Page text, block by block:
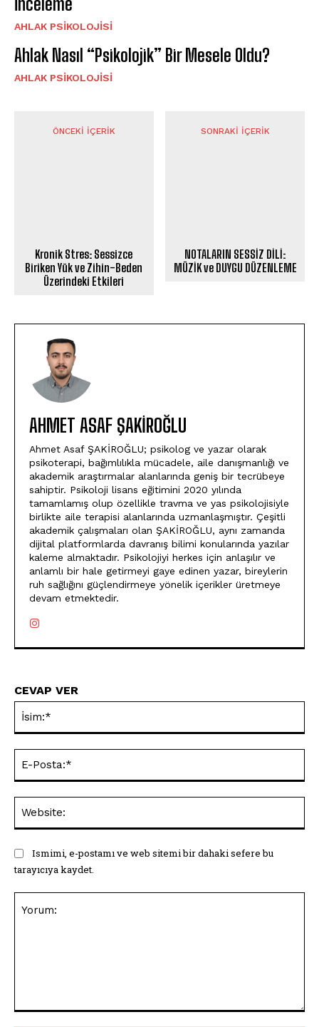
AHLAK PSIKOLOJISI
Ahlak Nasıl “Psikolojik” Bir Mesele Oldu?
AHLAK PSIKOLOJISI
ÖNCEKI İÇERIK
Kronik Stres: Sessizce
Biriken Yük ve Zihin-Beden
Üzerindeki Etkileri
SONRAKI İÇERIK
NOTALARIN SESSİZ DİLİ:
MÜZİK ve DUYGU DÜZENLEME
AHMET ASAF ŞAKIROĞLU
Ahmet Asaf ŞAKİROĞLU; psikolog ve yazar olarak
psikoterapi, bağımlılıkla mücadele, aile danışmanlığı ve
akademik araştırmalar alanlarında geniş bir tecrübeye
sahiptir. Psikoloji lisans eğitimini 2020 yılında
tamamlamış olup özellikle travma ve yas psikolojisiyle
birlikte aile terapisi alanlarında uzmanlaşmıştır. Çeşitli
akademik çalışmaları olan ŞAKİROĞLU, aynı zamanda
dijital platformlarda davranış bilimi konularında yazılar
kaleme almaktadır. Psikolojiyi herkes için anlaşılır ve
anlamlı bir hale getirmeyi gaye edinen yazar, bireylerin
ruh sağlığını güçlendirmeye yönelik içerikler üretmeye
devam etmektedir.
CEVAP VER
Ismimi, e-postamı ve web sitemi bir dahaki sefere bu
tarayıcıya kaydet.